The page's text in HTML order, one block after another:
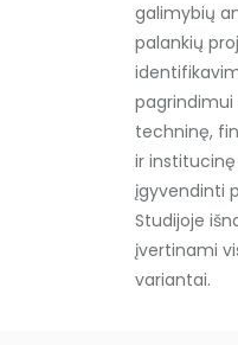
galimybių
palankių
techninę,
ir
įgyvendinti
Studijoje
įvertinami
variantai.